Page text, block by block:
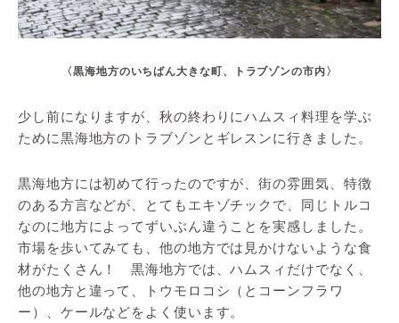
〈黒海地方のいちばん大きな町、トラブゾンの市内〉
少し前になりますが、秋の終わりにハムスィ料理を学ぶ
ために黒海地方のトラブゾンとギレスンに行きました。
黒海地方には初めて行ったのですが、街の雰囲気、特徴
のある方言などが、とてもエキゾチックで、同じトルコ
なのに地方によってずいぶん違うことを実感しました。
市場を歩いてみても、他の地方では見かけないような食
材がたくさん！ 黒海地方では、ハムスィだけでなく、
他の地方と違って、トウモロコシ（とコーンフラワ
ー）、ケールなどをよく使います。